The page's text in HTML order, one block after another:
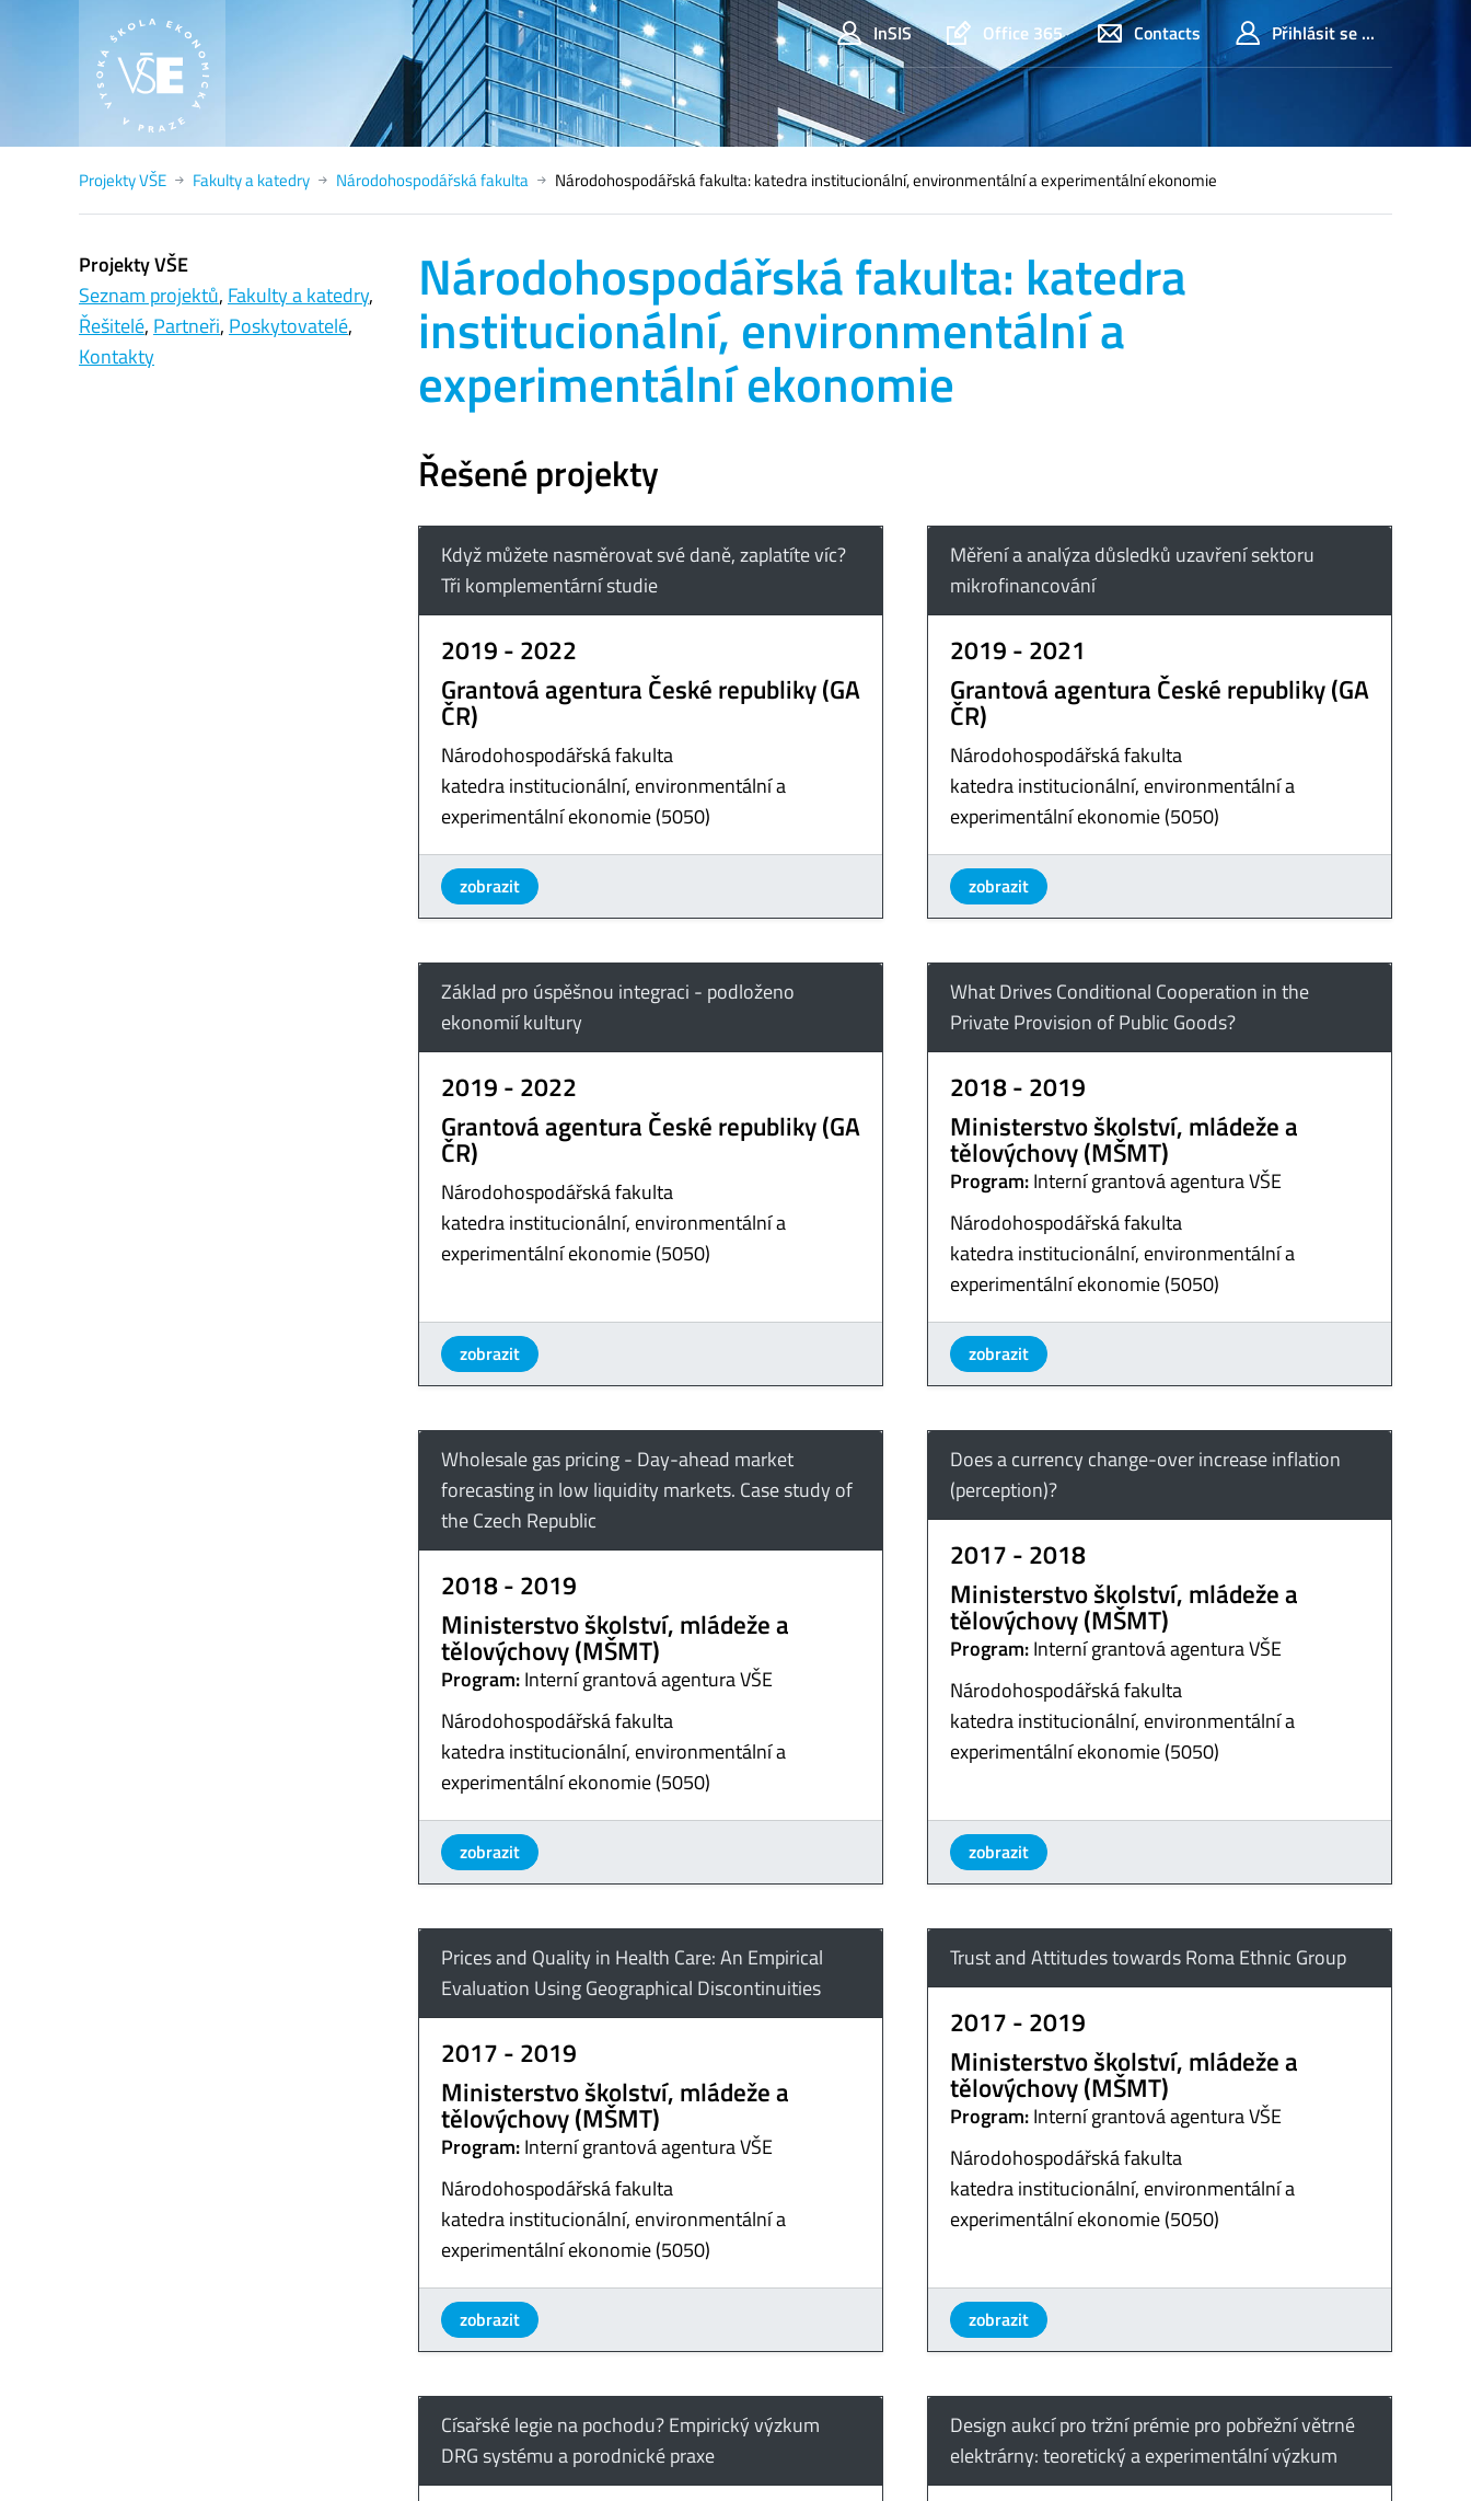
InSIS Office 365 Contacts Přihlásit se ...
Projekty VŠE Fakulty a katedry Národohospodářská fakulta Národohospodářská fakulta: katedra institucionální, environmentální a experimentální ekonomie
Národohospodářská fakulta: katedra
institucionální, environmentální a
experimentální ekonomie
Řešené projekty
Když můžete nasměrovat své daně, zaplatíte víc?
Tři komplementární studie
2019 - 2022
Grantová agentura České republiky (GA
ČR)
Národohospodářská fakulta
katedra institucionální, environmentální a
experimentální ekonomie (5050)
zobrazit
Měření a analýza důsledků uzavření sektoru
mikrofinancování
2019 - 2021
Grantová agentura České republiky (GA
ČR)
Národohospodářská fakulta
katedra institucionální, environmentální a
experimentální ekonomie (5050)
zobrazit
Základ pro úspěšnou integraci - podloženo
ekonomií kultury
2019 - 2022
Grantová agentura České republiky (GA
ČR)
Národohospodářská fakulta
katedra institucionální, environmentální a
experimentální ekonomie (5050)
zobrazit
What Drives Conditional Cooperation in the
Private Provision of Public Goods?
2018 - 2019
Ministerstvo školství, mládeže a
tělovýchovy (MŠMT)
Program:Interní grantová agentura VŠE
Národohospodářská fakulta
katedra institucionální, environmentální a
experimentální ekonomie (5050)
zobrazit
Wholesale gas pricing - Day-ahead market
forecasting in low liquidity markets. Case study of
the Czech Republic
2018 - 2019
Ministerstvo školství, mládeže a
tělovýchovy (MŠMT)
Program:Interní grantová agentura VŠE
Národohospodářská fakulta
katedra institucionální, environmentální a
experimentální ekonomie (5050)
zobrazit
Does a currency change-over increase inflation
(perception)?
2017 - 2018
Ministerstvo školství, mládeže a
tělovýchovy (MŠMT)
Program:Interní grantová agentura VŠE
Národohospodářská fakulta
katedra institucionální, environmentální a
experimentální ekonomie (5050)
zobrazit
Prices and Quality in Health Care: An Empirical
Evaluation Using Geographical Discontinuities
2017 - 2019
Ministerstvo školství, mládeže a
tělovýchovy (MŠMT)
Program:Interní grantová agentura VŠE
Národohospodářská fakulta
katedra institucionální, environmentální a
experimentální ekonomie (5050)
zobrazit
Trust and Attitudes towards Roma Ethnic Group
2017 - 2019
Ministerstvo školství, mládeže a
tělovýchovy (MŠMT)
Program:Interní grantová agentura VŠE
Národohospodářská fakulta
katedra institucionální, environmentální a
experimentální ekonomie (5050)
zobrazit
Císařské legie na pochodu? Empirický výzkum
DRG systému a porodnické praxe
Design aukcí pro tržní prémie pro pobřežní větrné
elektrárny: teoretický a experimentální výzkum
Projekty VŠE
Seznam projektů, Fakulty a katedry,
Řešitelé, Partneři, Poskytovatelé,
Kontakty